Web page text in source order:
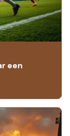
een